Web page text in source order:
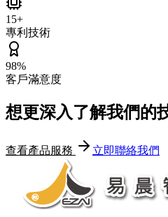
15+
專利技術
98%
客戶滿意度
想更深入了解我們的
查看產品服務 立即聯絡我們